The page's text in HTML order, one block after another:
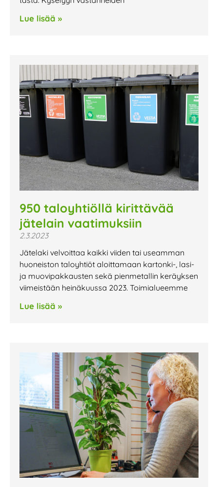
Lue lisää »
950 taloyhtiöllä kirittävää
jätelain vaatimuksiin
2.3.2023
Jätelaki velvoittaa kaikki viiden tai useamman
huoneiston taloyhtiöt aloittamaan kartonki-, lasi-
ja muovipakkausten sekä pienmetallin keräyksen
viimeistään heinäkuussa 2023. Toimialueemme
Lue lisää »